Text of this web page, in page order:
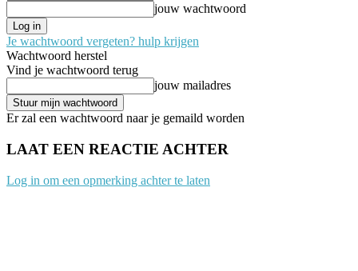
jouw wachtwoord
Je wachtwoord vergeten? hulp krijgen
Wachtwoord herstel
Vind je wachtwoord terug
jouw mailadres
Er zal een wachtwoord naar je gemaild worden
LAAT EEN REACTIE ACHTER
Log in om een opmerking achter te laten